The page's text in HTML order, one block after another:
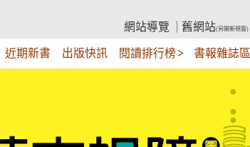
網站導覽
舊網站(另開新視窗)
近期新書 出版快訊 閱讀排行榜 書報雜誌區